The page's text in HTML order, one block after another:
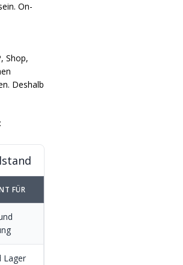
On-
Shop,
Deshalb
FÜR
Lager